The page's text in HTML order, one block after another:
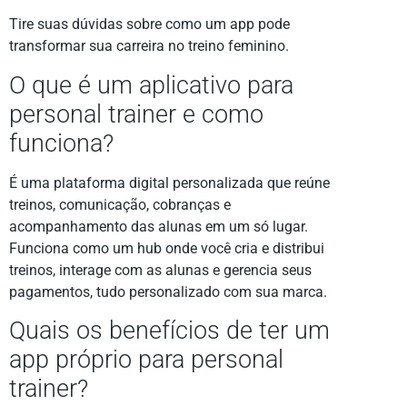
Tire suas dúvidas sobre como um app pode
transformar sua carreira no treino feminino.
O que é um aplicativo para
personal trainer e como
funciona?
É uma plataforma digital personalizada que reúne
treinos, comunicação, cobranças e
acompanhamento das alunas em um só lugar.
Funciona como um hub onde você cria e distribui
treinos, interage com as alunas e gerencia seus
pagamentos, tudo personalizado com sua marca.
Quais os benefícios de ter um
app próprio para personal
trainer?